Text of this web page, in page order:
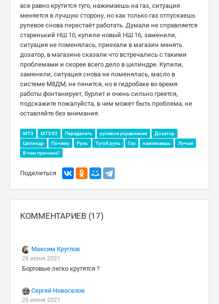
все равно крутится туго, нажимаешь на газ, ситуация
меняется в лучшую сторону, но как только газ отпускаешь
рулевое снова перестаёт работать. Думали не справляется
старенький НШ 10, купили новый НШ 16, заменили,
ситуация не поменялась, приехали в магазин менять
дозатор, в магазине сказали что встречались с такими
проблемами и скорее всего дело в цилиндре. Купили,
заменили, ситуация снова не поменялась, масло в
системе М8ДМ, не пенится, но в гидробаке во время
работы фонтанирует, бурлит и очень сильно греется,
подскажите пожалуйста, в чем может быть проблема, не
оставляйте без внимания.
МТЗ МТЗ 82 Переделать рулевое управление
Дозатор
Цилиндр
Почему Руль Тугой руль Газ нажимаешь
Лучше
В чем причина?
Поделиться
КОММЕНТАРИЕВ (17)
Максим Круглов
26 июня 2021
Бортовые легко крутятся ?
Сергей Новоселов
26 июня 2021